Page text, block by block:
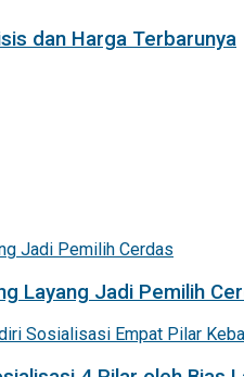
dan Harga Terbarunya
Layang Jadi Pemilih